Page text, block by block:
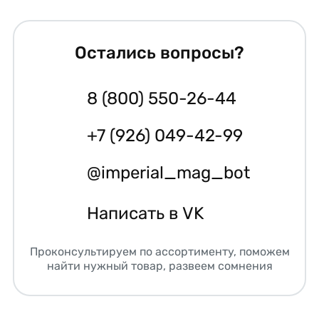
Остались вопросы?
8 (800) 550-26-44
+7 (926) 049-42-99
@imperial_mag_bot
Написать в VK
Проконсультируем по ассортименту, поможем
найти нужный товар, развеем сомнения